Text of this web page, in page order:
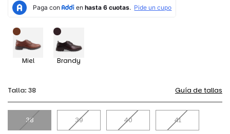
Miel Brandy
Talla: 38 Guía de tallas
38 39 40 41